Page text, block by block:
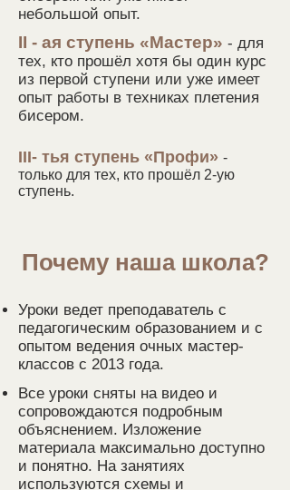
небольшой опыт.
II - ая ступень «Мастер» - для
тех, кто прошёл хотя бы один курс
из первой ступени или уже имеет
опыт работы в техниках плетения
бисером.
III- тья ступень «Профи» -
только для тех, кто прошёл 2-ую
ступень.
Почему наша школа?
Уроки ведет преподаватель с
педагогическим образованием и с
опытом ведения очных мастер-
классов с 2013 года.
Все уроки сняты на видео и
сопровождаются подробным
объяснением. Изложение
материала максимально доступно
и понятно. На занятиях
используются схемы и